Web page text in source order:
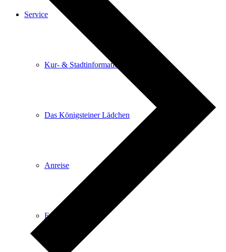
Service
Kur- & Stadtinformation
Das Königsteiner Lädchen
Anreise
E-Car-Sharing